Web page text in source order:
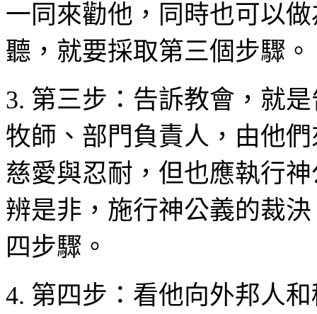
一同來勸他，同時也可以
聽，就要採取第三個步驟。
3. 第三步：告訴教會，就
牧師、部門負責人，由他
慈愛與忍耐，但也應執行
辨是非，施行神公義的裁
四步驟。
4. 第四步：看他向外邦人